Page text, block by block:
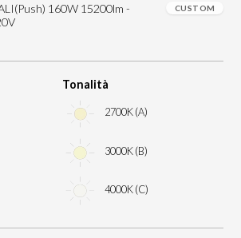
160W 15200lm -
CUSTOM
Tonalità
2700K (A)
3000K (B)
4000K (C)